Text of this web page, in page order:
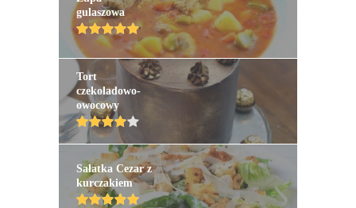
gulaszowa
Tort
czekoladowo-
owocowy
Sałatka Cezar z
kurczakiem